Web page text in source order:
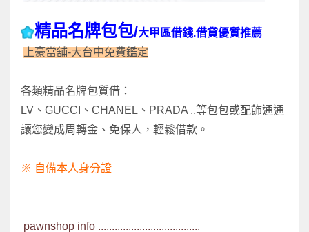
精品名牌包包/大甲區借錢.借貸優質推薦
上豪當舖-大台中免費鑑定
各類精品名牌包質借：
LV、GUCCI、CHANEL、PRADA ..等包包或配飾通通
讓您變成周轉金、免保人，輕鬆借款。
※ 自備本人身分證
pawnshop info .....................................